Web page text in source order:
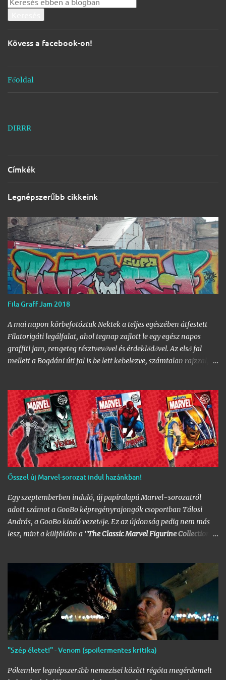
z
s
k
Kövess a facebook-on!
Főoldal
DIRRR
Címkék
Legnépszerűbb cikkeink
Fila Graff Jam 2018
A mai napon körbefotóztuk Nektek a teljes egészében átfestett
Filatorigáti legálfalat, ahol tegnap zajlott le egy egész napos
graffiti jam, rengeteg résztvevővel és érdeklődővel. Az első fal
mellett a Bogdáni úti fal is be lett kebelezve, számtalan rajzzal, és
graffiti jam rajzaival!
Ősszel új Marvel-sorozat indul hazánkban!
Egy szeptemberben induló, új papíralapú Marvel-sorozatról
adott számot a GooBo képregényrajongók csoportban Tálosi
András, a GooBo kiadó vezetője. Ez az újdonság pedig nem más
lesz, mint a külföldön a "The Classic Marvel Figurine Collection
"
életpályájáról, egy róla mintázott ólomfigurával együtt.
Hazánkban már volt hasonló kaliberű próbálkozás a DC
figurákkal, de az a kísérlet hamar kudarcba fulladt, és kaszálták
a sorozatot. A kiadó ezúttal is az Eaglemoss lesz, a megjelenésre
pedig már nem is kell olyan sokat várnunk, alig néhány hét
múlva már a polcunkon tudhatjuk az első darabot. Az eredeti
sorozat 200 számot élt meg, ami azért nem kevés figurát jelent;
lehet készíteni hozzá az üres polcokat, melyek átrendezése már
így is folyamatosan borsot tör a képregényrajongók orra alá,
"Szép életet!" - Venom (spoilermentes kritika)
Pókember legnépszerűbb nemezisei között régóta megérdemelt